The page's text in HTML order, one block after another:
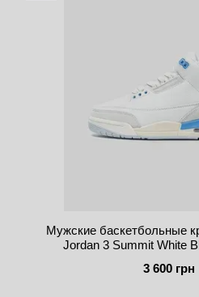
Мужские баскетбольные
Jordan 3 Summit White
3 600 грн